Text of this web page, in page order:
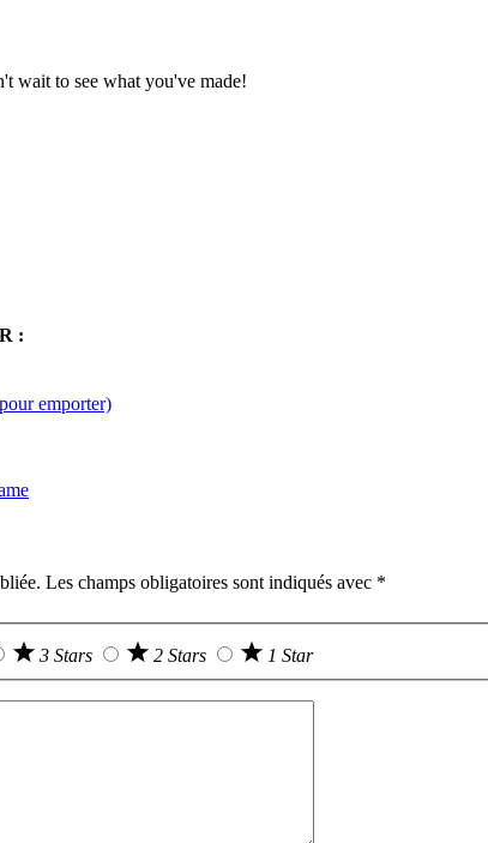
wait to see what you've made!
:
emporter)
Les champs obligatoires sont indiqués avec *
3 Stars 2 Stars 1 Star